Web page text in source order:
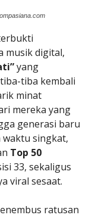
musik digital,
yang
tiba kembali
minat
mereka yang
generasi baru
waktu singkat,
Top 50
33, sekaligus
viral sesaat.
ratusan